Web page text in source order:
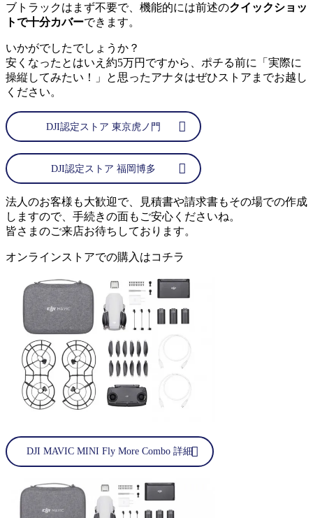
ブトラックはまず不要で、機能的には前述のクイックショッ
トで十分カバーできます。
いかがでしたでしょうか？
安くなったとはいえ約5万円ですから、ポチる前に「実際に
操縦してみたい！」と思ったアナタはぜひストアまでお越し
ください。
DJI認定ストア 東京虎ノ門
DJI認定ストア 福岡博多
法人のお客様も大歓迎で、見積書や請求書もその場での作成
しますので、手続きの面もご安心くださいね。
皆さまのご来店お待ちしております。
オンラインストアでの購入はコチラ
DJI MAVIC MINI Fly More Combo 詳細